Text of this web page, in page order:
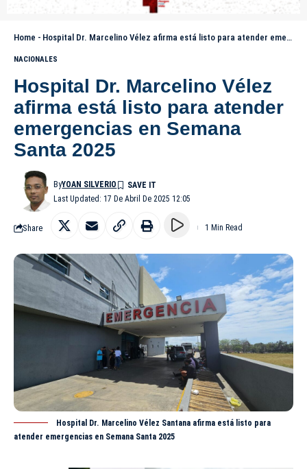
Home - Hospital Dr. Marcelino Vélez afirma está listo para atender emergencias en Semana Santa 2025
NACIONALES
Hospital Dr. Marcelino Vélez
afirma está listo para atender
emergencias en Semana
Santa 2025
Last Updated: 17 De Abril De 2025 12:05
ByYOAN SILVERIO
Share 1 Min Read
Hospital Dr. Marcelino Vélez Santana afirma está listo para
atender emergencias en Semana Santa 2025